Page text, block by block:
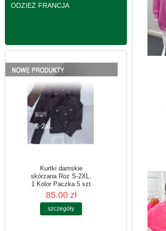
ODZIEŻ FRANCJA
Kurtki damskie
szczegóły
Kurtki damskie
skórzana Roz S-2XL,
1 Kolor Paczka 5 szt